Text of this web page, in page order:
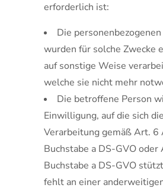
erforderlich ist:
Die
wurden für solche Zwecke
auf sonstige Weise
welche sie nicht mehr
Die betroffene Person
Einwilligung, auf die sich die
Verarbeitung gemäß Art. 6
Buchstabe a DS-GVO
Buchstabe a DS-GVO
fehlt an einer